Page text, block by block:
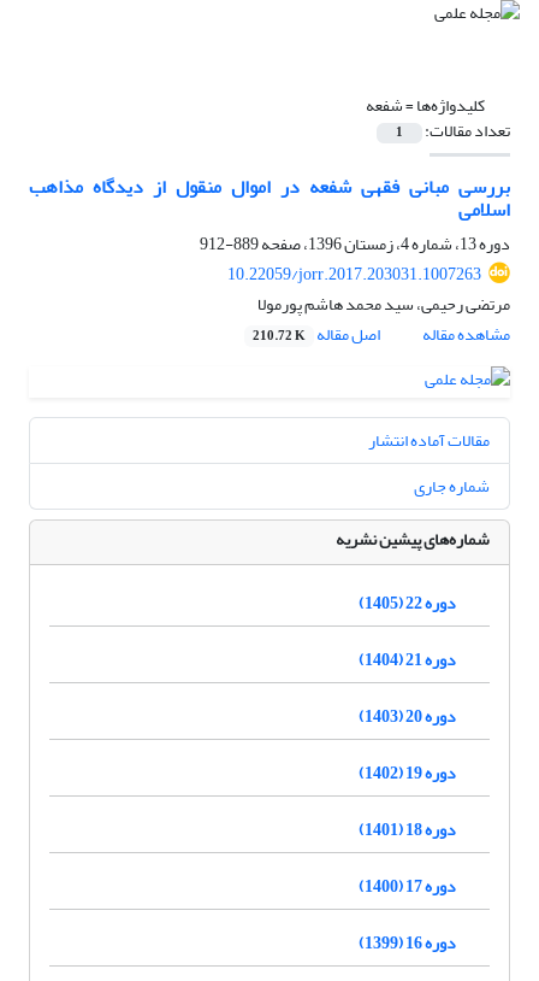
کلیدواژه‌ها =شفعه
تعداد مقالات: 1
بررسی مبانی فقهی شفعه در اموال منقول از دیدگاه مذاهب
اسلامی
دوره 13، شماره 4، زمستان 1396، صفحه
889-912
10.22059/jorr.2017.203031.1007263
مرتضی رحیمی، سید محمد هاشم پورمولا
مشاهده مقاله
اصل مقاله 210.72 K
مقالات آماده انتشار
شماره جاری
شماره‌های پیشین نشریه
دوره 22 (1405)
دوره 21 (1404)
دوره 20 (1403)
دوره 19 (1402)
دوره 18 (1401)
دوره 17 (1400)
دوره 16 (1399)